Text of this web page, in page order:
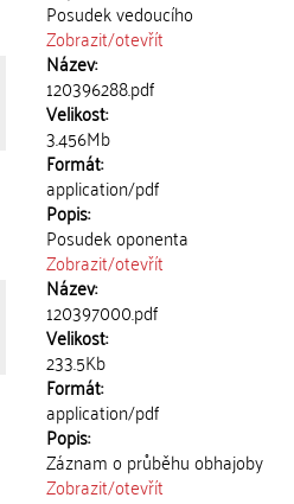
Posudek vedoucího
Zobrazit/otevřít
Název:
120396288.pdf
Velikost:
3.456Mb
Formát:
application/pdf
Popis:
Posudek oponenta
Zobrazit/otevřít
Název:
120397000.pdf
Velikost:
233.5Kb
Formát:
application/pdf
Popis:
Záznam o průběhu obhajoby
Zobrazit/otevřít